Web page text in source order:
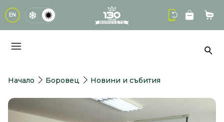
EN logo
Начало Боровец Новини и събития